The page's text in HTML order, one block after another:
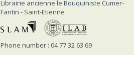
Librairie ancienne le Bouquiniste Cumer-
Fantin - Saint-Etienne
Phone number : 04 77 32 63 69